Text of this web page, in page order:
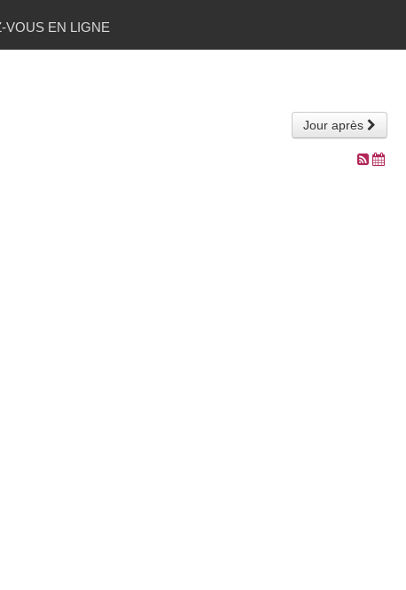
VOUS EN LIGNE
Jour après